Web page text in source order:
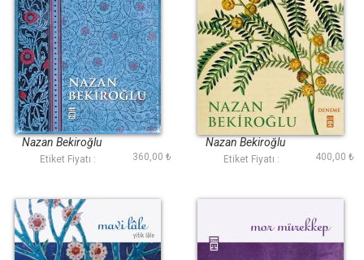
Kelime Defteri
Nazan Bekiroğlu
Etiket Fiyatı : 360,00 ₺
Mimoza Sürgünü
Nazan Bekiroğlu
Etiket Fiyatı : 400,00 ₺